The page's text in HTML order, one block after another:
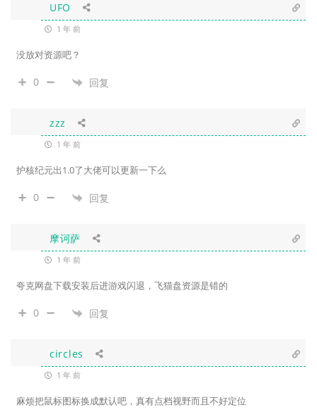
UFO
1 年 前
没放对资源吧？
0 回复
zzz
1 年 前
护核纪元出1.0了大佬可以更新一下么
0 回复
摩诃萨
1 年 前
夸克网盘下载安装后进游戏闪退，飞猫盘资源是错的
0 回复
circles
1 年 前
麻烦把鼠标图标换成默认吧，真有点档视野而且不好定位